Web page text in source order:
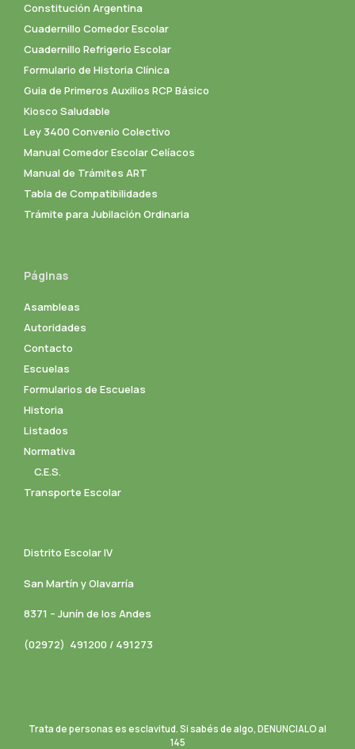
Constitución Argentina
Cuadernillo Comedor Escolar
Cuadernillo Refrigerio Escolar
Formulario de Historia Clínica
Guia de Primeros Auxilios RCP Básico
Kiosco Saludable
Ley 3400 Convenio Colectivo
Manual Comedor Escolar Celíacos
Manual de Trámites ART
Tabla de Compatibilidades
Trámite para Jubilación Ordinaria
Páginas
Asambleas
Autoridades
Contacto
Escuelas
Formularios de Escuelas
Historia
Listados
Normativa
C.E.S.
Transporte Escolar
Distrito Escolar IV
San Martín y Olavarría
8371 – Junín de los Andes
(02972) 491200 / 491273
Trata de personas es esclavitud. Si sabés de algo, DENUNCIALO al
145